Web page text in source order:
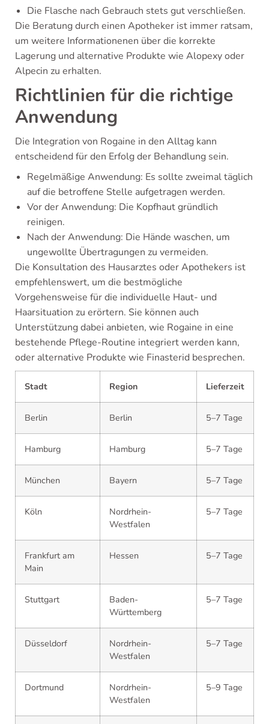
Die Flasche nach Gebrauch stets gut verschließen.
Die Beratung durch einen Apotheker ist immer ratsam,
um weitere Informationenen über die korrekte
Lagerung und alternative Produkte wie Alopexy oder
Alpecin zu erhalten.
Richtlinien für die richtige
Anwendung
Die Integration von Rogaine in den Alltag kann
entscheidend für den Erfolg der Behandlung sein.
Regelmäßige Anwendung: Es sollte zweimal täglich
auf die betroffene Stelle aufgetragen werden.
Vor der Anwendung: Die Kopfhaut gründlich
reinigen.
Nach der Anwendung: Die Hände waschen, um
ungewollte Übertragungen zu vermeiden.
Die Konsultation des Hausarztes oder Apothekers ist
empfehlenswert, um die bestmögliche
Vorgehensweise für die individuelle Haut- und
Haarsituation zu erörtern. Sie können auch
Unterstützung dabei anbieten, wie Rogaine in eine
bestehende Pflege-Routine integriert werden kann,
oder alternative Produkte wie Finasterid besprechen.
Stadt Region Lieferzeit
Berlin Berlin 5–7 Tage
Hamburg Hamburg 5–7 Tage
München Bayern 5–7 Tage
Köln
Nordrhein-
Westfalen
5–7 Tage
Frankfurt am
Main
Hessen 5–7 Tage
Stuttgart
Baden-
Württemberg
5–7 Tage
Düsseldorf
Nordrhein-
Westfalen
5–7 Tage
Dortmund
Nordrhein-
Westfalen
5–9 Tage